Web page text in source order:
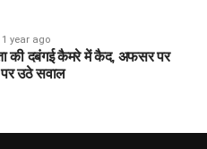
1 year ago
की दबंगई कैमरे में कैद, अफसर पर
उठे सवाल